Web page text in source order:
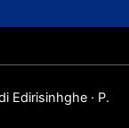
Edirisinhghe · P.